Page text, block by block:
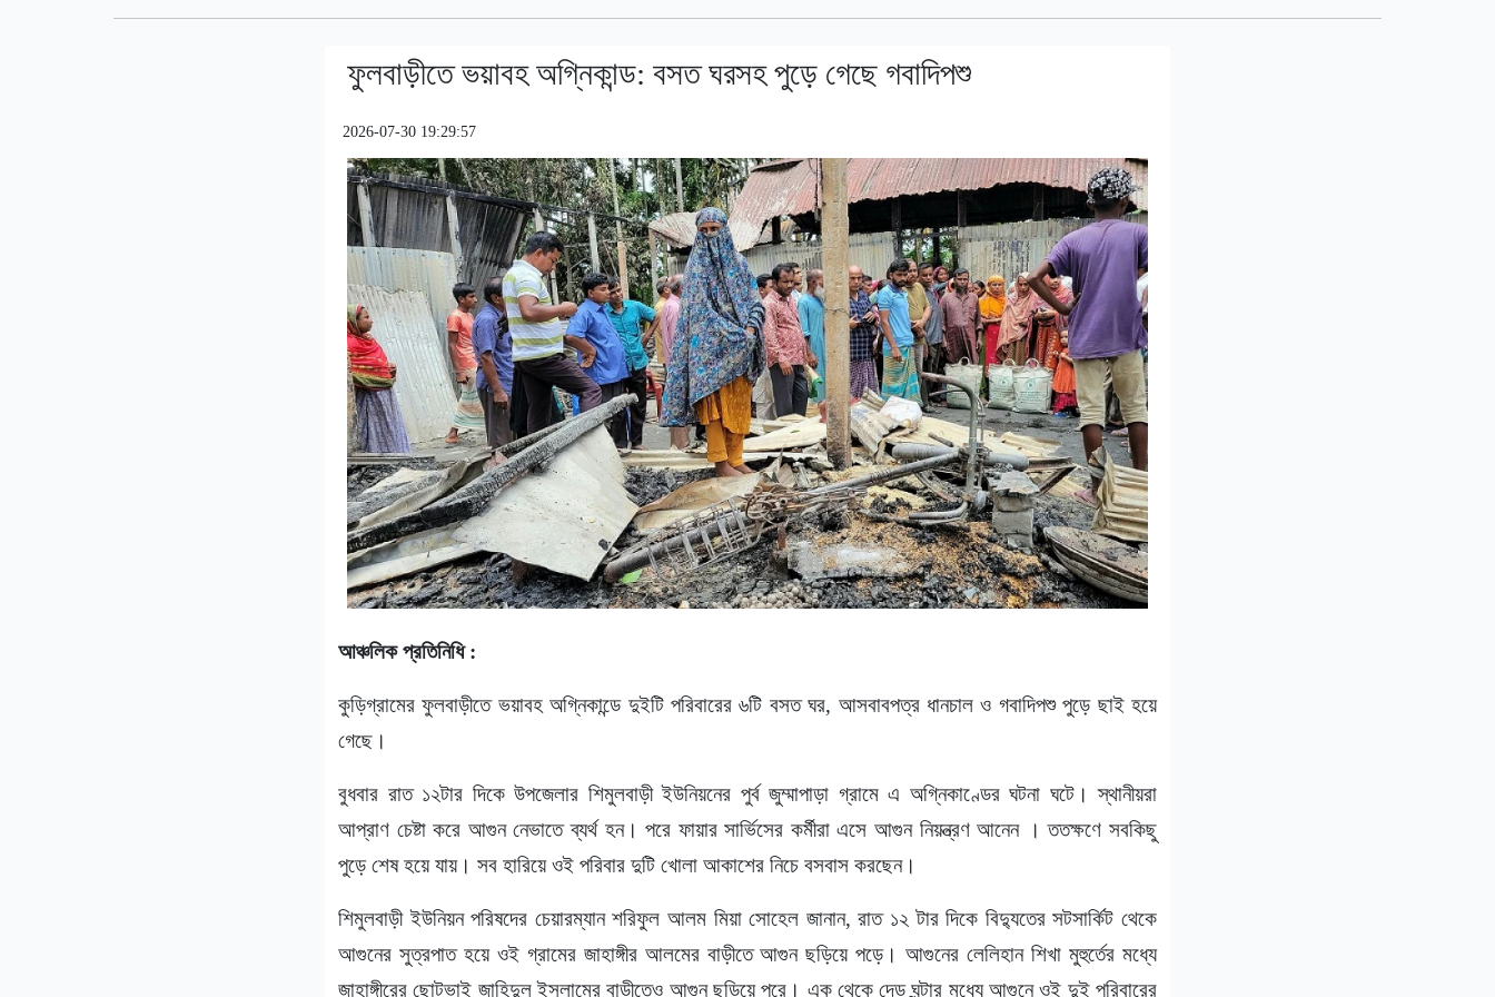
ফুলবাড়ীতে ভয়াবহ অগ্নিকান্ড: বসত ঘরসহ পুড়ে গেছে গবাদিপশু
2026-07-30 19:29:57
আঞ্চলিক প্রতিনিধি :
কুড়িগ্রামের ফুলবাড়ীতে ভয়াবহ অগ্নিকান্ডে দুইটি পরিবারের ৬টি বসত ঘর, আসবাবপত্র ধানচাল ও গবাদিপশু পুড়ে ছাই হয়ে
গেছে।
বুধবার রাত ১২টার দিকে উপজেলার শিমুলবাড়ী ইউনিয়নের পুর্ব জুম্মাপাড়া গ্রামে এ অগ্নিকাণ্ডের ঘটনা ঘটে। স্থানীয়রা
আপ্রাণ চেষ্টা করে আগুন নেভাতে ব্যর্থ হন। পরে ফায়ার সার্ভিসের কর্মীরা এসে আগুন নিয়ন্ত্রণ আনেন । ততক্ষণে সবকিছু
পুড়ে শেষ হয়ে যায়। সব হারিয়ে ওই পরিবার দুটি খোলা আকাশের নিচে বসবাস করছেন।
শিমুলবাড়ী ইউনিয়ন পরিষদের চেয়ারম্যান শরিফুল আলম মিয়া সোহেল জানান, রাত ১২ টার দিকে বিদ্যুতের সটসার্কিট থেকে
আগুনের সুত্রপাত হয়ে ওই গ্রামের জাহাঙ্গীর আলমের বাড়ীতে আগুন ছড়িয়ে পড়ে। আগুনের লেলিহান শিখা মুহুর্তের মধ্যে
জাহাঙ্গীরের ছোটভাই জাহিদুল ইসলামের বাড়ীতেও আগুন ছড়িয়ে পরে। এক থেকে দেড় ঘন্টার মধ্যে আগুনে ওই দুই পরিবারের